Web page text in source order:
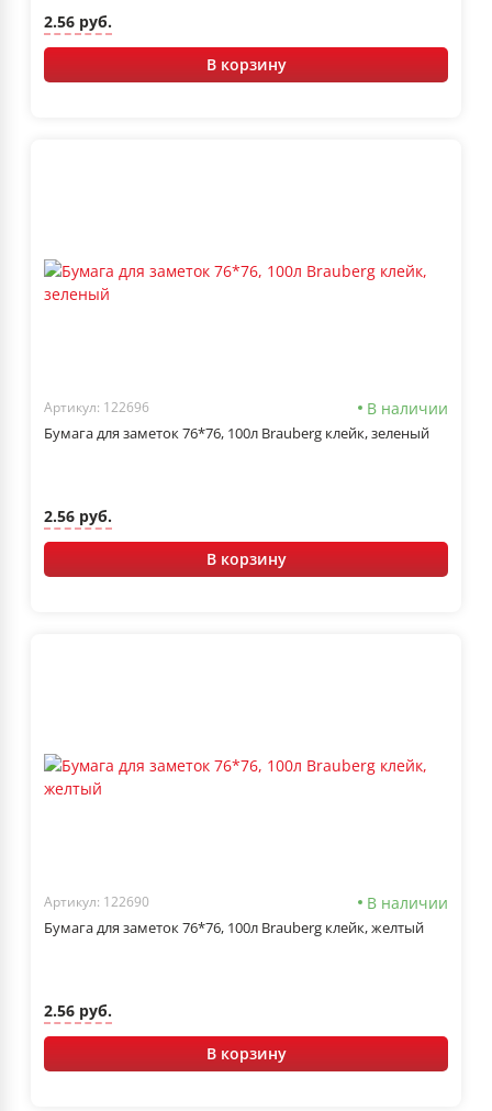
2.56 руб.
В корзину
Артикул: 122696 В наличии
Бумага для заметок 76*76, 100л Brauberg клейк, зеленый
2.56 руб.
В корзину
Артикул: 122690 В наличии
Бумага для заметок 76*76, 100л Brauberg клейк, желтый
2.56 руб.
В корзину